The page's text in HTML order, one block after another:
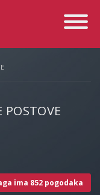
Toggle
POSTOVE
ima 852 pogodaka